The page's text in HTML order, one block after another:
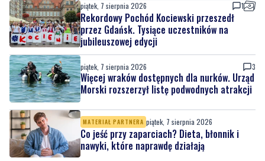
piątek, 7 sierpnia 2026 1
Rekordowy Pochód Kociewski przeszedł
przez Gdańsk. Tysiące uczestników na
jubileuszowej edycji
piątek, 7 sierpnia 2026 3
Więcej wraków dostępnych dla nurków. Urząd
Morski rozszerzył listę podwodnych atrakcji
MATERIAŁ PARTNERA piątek, 7 sierpnia 2026
Co jeść przy zaparciach? Dieta, błonnik i
nawyki, które naprawdę działają